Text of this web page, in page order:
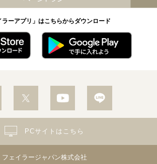
ラーアプリ」はこちらからダウンロード
フェイラージャパン株式会社
PCサイトはこちら